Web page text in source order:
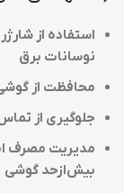
استفاده از
نوسانات برق
محافظت از گوشی
جلوگیری از
مدیریت مصرف
بیش‌ازحد گوشی